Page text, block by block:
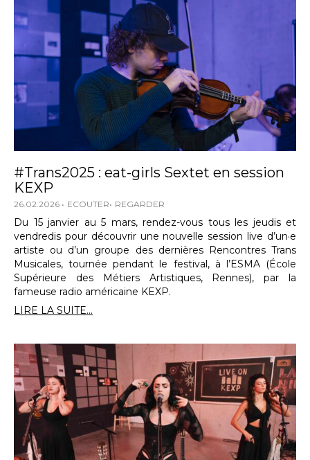
#Trans2025 : eat-girls Sextet en session
KEXP
26.02.2026 ECOUTER REGARDER
Du 15 janvier au 5 mars, rendez-vous tous les jeudis et
vendredis pour découvrir une nouvelle session live d’un·e
artiste ou d’un groupe des dernières Rencontres Trans
Musicales, tournée pendant le festival, à l’ESMA (École
Supérieure des Métiers Artistiques, Rennes), par la
fameuse radio américaine KEXP.
LIRE LA SUITE...